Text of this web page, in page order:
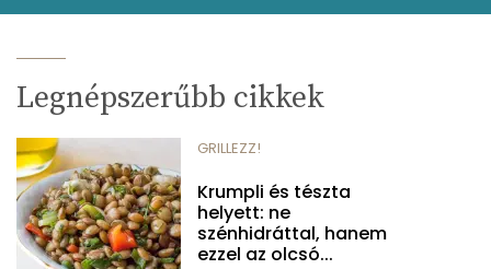
Legnépszerűbb cikkek
GRILLEZZ!
Krumpli és tészta
helyett: ne
szénhidráttal, hanem
ezzel az olcsó...